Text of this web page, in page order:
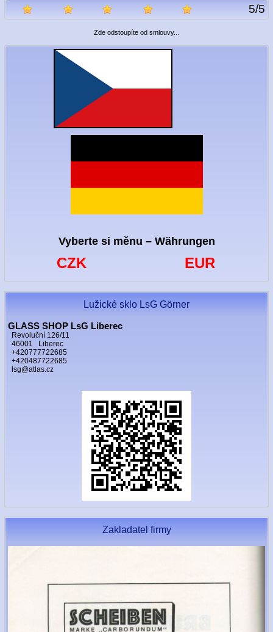
5/5
Zde odstoupíte od smlouvy...
Vyberte si měnu – Währungen
CZK EUR
Lužické sklo LsG Görner
GLASS SHOP LsG Liberec
Revoluční 126/11
46001 Liberec
+420777722685
+420487722685
lsg@atlas.cz
Zakladatel firmy